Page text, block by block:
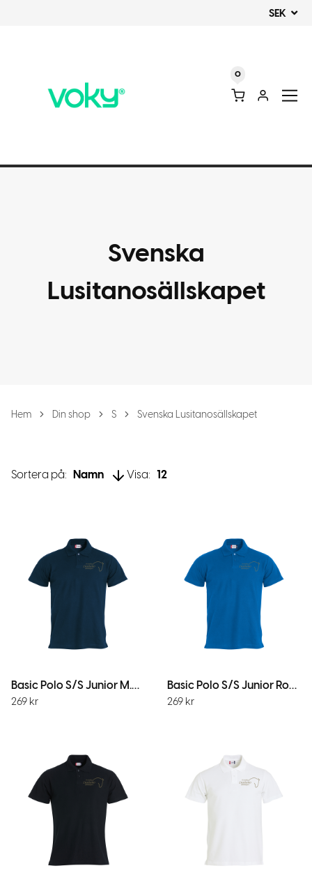
SEK
0
Svenska
Lusitanosällskapet
Hem Din shop S Svenska Lusitanosällskapet
Sortera på: Namn Visa: 12
Basic Polo S/S Junior M.Marin
269 kr
Basic Polo S/S Junior Royal
269 kr